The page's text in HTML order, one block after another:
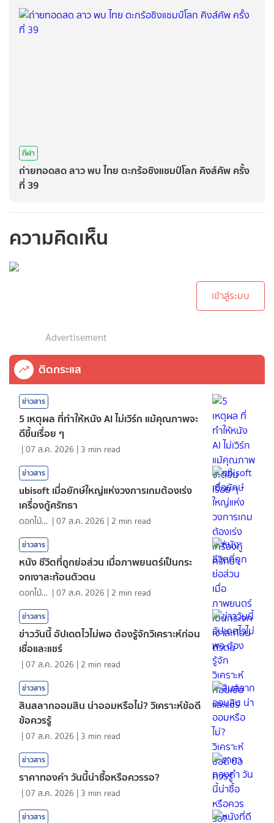
กีฬา
ถ่ายทอดสด ลาว พบ ไทย ตะกร้อชิงแชมป์โลก คิงส์คัพ ครั้ง
ที่ 39
ความคิดเห็น
เข้าสู่ระบบ
Advertisement
ติดกระแส
ข่าวสาร
5 เหตุผล ที่ทำให้หนัง AI ไม่เวิร์ก แม้คุณภาพจะ
ดีขึ้นเรื่อย ๆ
|07 ส.ค. 2026 | 3 min read
ข่าวสาร
ubisoft เมื่อยักษ์ใหญ่แห่งวงการเกมต้องเร่ง
เครื่องกู้ศรัทธา
ดอกไม้กับสายน้ำ |07 ส.ค. 2026 | 2 min read
ข่าวสาร
หนัง ชีวิตที่ถูกย่อส่วน เมื่อภาพยนตร์เป็นกระ
จกเงาสะท้อนตัวตน
ดอกไม้กับสายน้ำ |07 ส.ค. 2026 | 2 min read
ข่าวสาร
ข่าววันนี้ อัปเดตไวไม่พอ ต้องรู้จักวิเคราะห์ก่อน
เชื่อและแชร์
|07 ส.ค. 2026 | 2 min read
ข่าวสาร
สินสลากออมสิน น่าออมหรือไม่? วิเคราะห์ข้อดี
ข้อควรรู้
|07 ส.ค. 2026 | 3 min read
ข่าวสาร
ราคาทองคํา วันนี้น่าซื้อหรือควรรอ?
|07 ส.ค. 2026 | 3 min read
ข่าวสาร